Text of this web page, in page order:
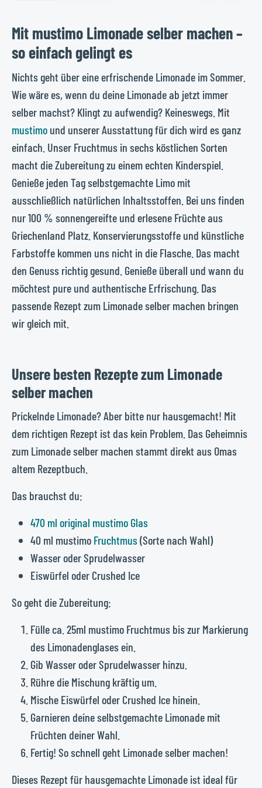
Mit mustimo Limonade selber machen –
so einfach gelingt es
Nichts geht über eine erfrischende Limonade im Sommer.
Wie wäre es, wenn du deine Limonade ab jetzt immer
selber machst? Klingt zu aufwendig? Keineswegs. Mit
mustimo und unserer Ausstattung für dich wird es ganz
einfach. Unser Fruchtmus in sechs köstlichen Sorten
macht die Zubereitung zu einem echten Kinderspiel.
Genieße jeden Tag selbstgemachte Limo mit
ausschließlich natürlichen Inhaltsstoffen. Bei uns finden
nur 100 % sonnengereifte und erlesene Früchte aus
Griechenland Platz. Konservierungsstoffe und künstliche
Farbstoffe kommen uns nicht in die Flasche. Das macht
den Genuss richtig gesund. Genieße überall und wann du
möchtest pure und authentische Erfrischung. Das
passende Rezept zum Limonade selber machen bringen
wir gleich mit.
Unsere besten Rezepte zum Limonade
selber machen
Prickelnde Limonade? Aber bitte nur hausgemacht! Mit
dem richtigen Rezept ist das kein Problem. Das Geheimnis
zum Limonade selber machen stammt direkt aus Omas
altem Rezeptbuch.
Das brauchst du:
470 ml original mustimo Glas
40 ml mustimo Fruchtmus(Sorte nach Wahl)
Wasser oder Sprudelwasser
Eiswürfel oder Crushed Ice
So geht die Zubereitung:
Fülle ca. 25ml mustimo Fruchtmus bis zur Markierung
des Limonadenglases ein.
Gib Wasser oder Sprudelwasser hinzu.
Rühre die Mischung kräftig um.
Mische Eiswürfel oder Crushed Ice hinein.
Garnieren deine selbstgemachte Limonade mit
Früchten deiner Wahl.
Fertig! So schnell geht Limonade selber machen!
Dieses Rezept für hausgemachte Limonade ist ideal für